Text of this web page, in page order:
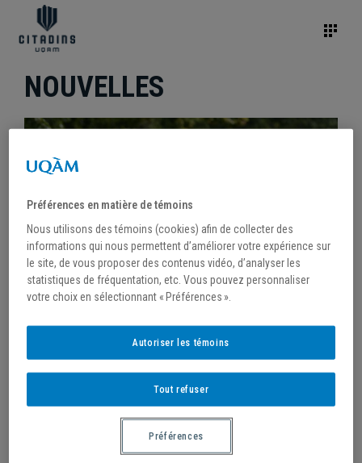
NOUVELLES
COURSE SUR LES PLAINES D’ABRAHAM
Préférences en matière de témoins
Nous utilisons des témoins (cookies) afin de collecter des
informations qui nous permettent d’améliorer votre expérience sur
le site, de vous proposer des contenus vidéo, d’analyser les
statistiques de fréquentation, etc. Vous pouvez personnaliser
votre choix en sélectionnant « Préférences ».
Tout refuser
Autoriser les témoins
Préférences